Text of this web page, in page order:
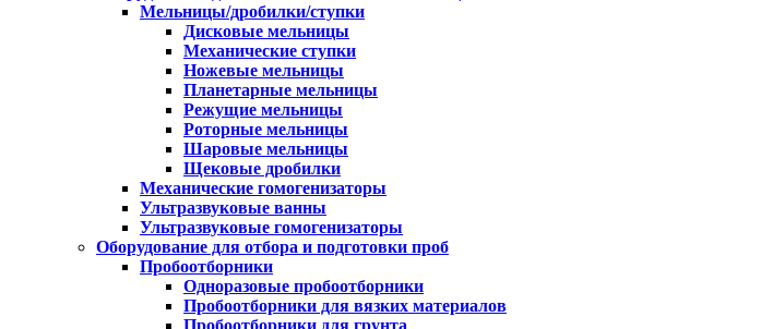
Мельницы/дробилки/ступки
Дисковые мельницы
Механические ступки
Ножевые мельницы
Планетарные мельницы
Режущие мельницы
Роторные мельницы
Шаровые мельницы
Щековые дробилки
Механические гомогенизаторы
Ультразвуковые ванны
Ультразвуковые гомогенизаторы
Оборудование для отбора и подготовки проб
Пробоотборники
Одноразовые пробоотборники
Пробоотборники для вязких материалов
Пробоотборники для грунта